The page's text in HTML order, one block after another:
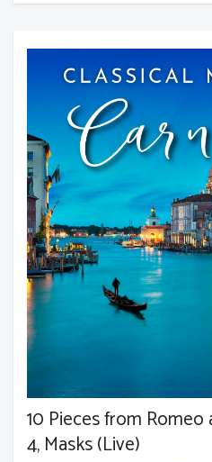
10 Pieces from Romeo
4, Masks (Live)